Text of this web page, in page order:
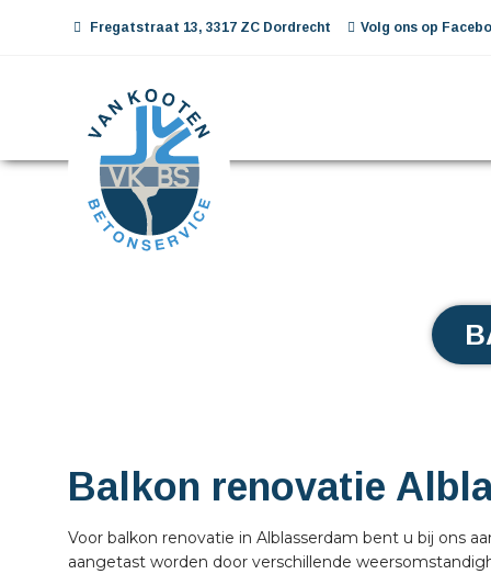
Fregatstraat 13, 3317 ZC Dordrecht Volg ons op
Balkon renovatie
Voor balkon renovatie in Alblasserdam bent u bij ons
aangetast worden door verschillende